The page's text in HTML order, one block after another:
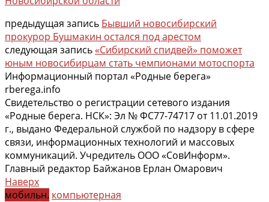
предыдущая запись Бывший новосибирский
прокурор Бушмакин остался под арестом
следующая запись «Сибирский спидвей» поможет
юным новосибирцам стать чемпионами мотоспорта
Информационный портал «Родные берега»
rberega.info
Свидетельство о регистрации сетевого издания
«Родные берега. НСК»: Эл № ФС77-74717 от 11.01.2019
г., выдано Федеральной службой по надзору в сфере
связи, информационных технологий и массовых
коммуникаций. Учредитель ООО «СовИнформ».
Главный редактор Байжанов Ерлан Омарович
Наверх
мобильн. компьютерная